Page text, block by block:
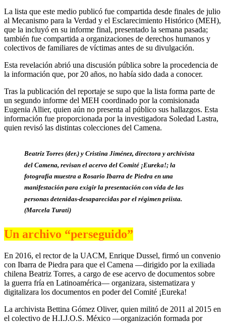
La lista que este medio publicó fue compartida desde finales de julio
al Mecanismo para la Verdad y el Esclarecimiento Histórico (MEH),
que la incluyó en su informe final, presentado la semana pasada;
también fue compartida a organizaciones de derechos humanos y
colectivos de familiares de víctimas antes de su divulgación.
Esta revelación abrió una discusión pública sobre la procedencia de
la información que, por 20 años, no había sido dada a conocer.
Tras la publicación del reportaje se supo que la lista forma parte de
un segundo informe del MEH coordinado por la comisionada
Eugenia Allier, quien aún no presenta al público sus hallazgos. Esta
información fue proporcionada por la investigadora Soledad Lastra,
quien revisó las distintas colecciones del Camena.
Beatriz Torres (der.) y Cristina Jiménez, directora y archivista
del Camena, revisan el acervo del Comité ¡Eureka!; la
fotografía muestra a Rosario Ibarra de Piedra en una
manifestación para exigir la presentación con vida de las
personas detenidas-desaparecidas por el régimen priista.
(Marcela Turati)
Un archivo “perseguido”
En 2016, el rector de la UACM, Enrique Dussel, firmó un convenio
con Ibarra de Piedra para que el Camena —dirigido por la exiliada
chilena Beatriz Torres, a cargo de ese acervo de documentos sobre
la guerra fría en Latinoamérica— organizara, sistematizara y
digitalizara los documentos en poder del Comité ¡Eureka!
La archivista Bettina Gómez Oliver, quien militó de 2011 al 2015 en
el colectivo de H.I.J.O.S. México —organización formada por